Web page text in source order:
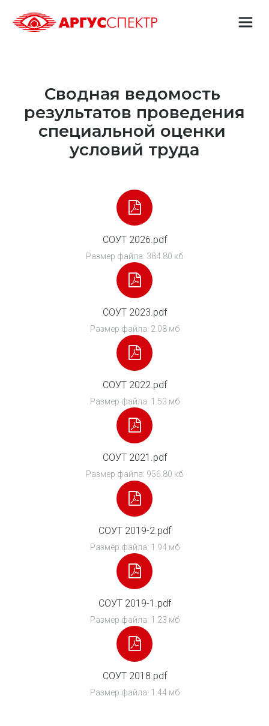
Сводная ведомость
результатов проведения
специальной оценки
условий труда
СОУТ 2026.pdf
Размер файла: 384.80 кб
СОУТ 2023.pdf
Размер файла: 2.08 мб
СОУТ 2022.pdf
Размер файла: 1.53 мб
СОУТ 2021.pdf
Размер файла: 956.80 кб
СОУТ 2019-2.pdf
Размер файла: 1.94 мб
СОУТ 2019-1.pdf
Размер файла: 1.23 мб
СОУТ 2018.pdf
Размер файла: 1.44 мб